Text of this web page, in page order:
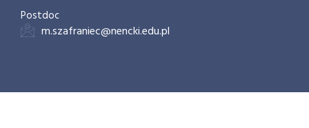
Postdoc
m.szafraniec@nencki.edu.pl